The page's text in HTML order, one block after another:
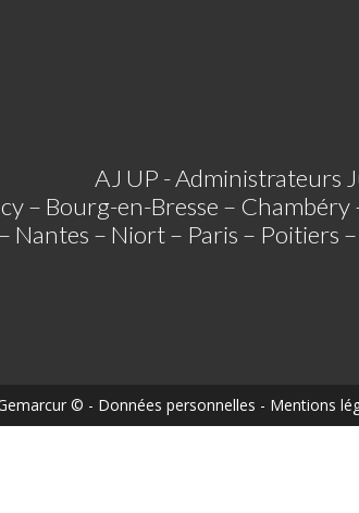
AJ UP - Administrateurs
– Bourg-en-Bresse –
Nantes – Niort – Paris – Poitiers
© - Données personnelles - Mentions